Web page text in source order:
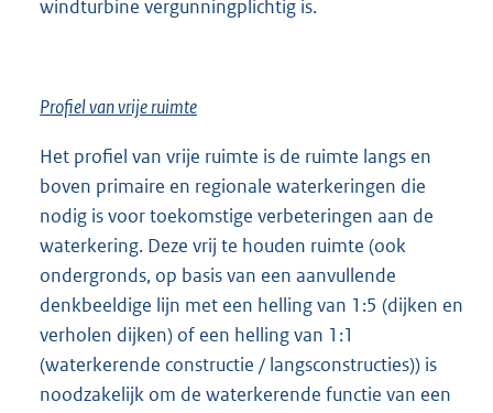
windturbine vergunningplichtig is.
Profiel van vrije ruimte
Het profiel van vrije ruimte is de ruimte langs en
boven primaire en regionale waterkeringen die
nodig is voor toekomstige verbeteringen aan de
waterkering. Deze vrij te houden ruimte (ook
ondergronds, op basis van een aanvullende
denkbeeldige lijn met een helling van 1:5 (dijken en
verholen dijken) of een helling van 1:1
(waterkerende constructie / langsconstructies)) is
noodzakelijk om de waterkerende functie van een